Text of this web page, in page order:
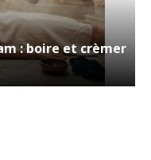
: boire et crèmer